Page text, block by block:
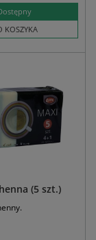
KOSZYKA
(5 szt.)